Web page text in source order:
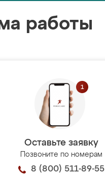
работы
Оставьте заявку
Позвоните по номерам
8 (800) 511-89-55